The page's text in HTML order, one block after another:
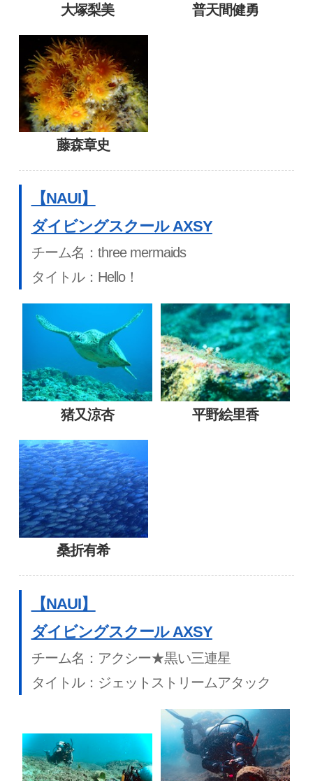
大塚梨美 普天間健勇
藤森章史
【NAUI】
ダイビングスクール AXSY
チーム名：three mermaids
タイトル：Hello！
猪又涼杏 平野絵里香
桑折有希
【NAUI】
ダイビングスクール AXSY
チーム名：アクシー★黒い三連星
タイトル：ジェットストリームアタック